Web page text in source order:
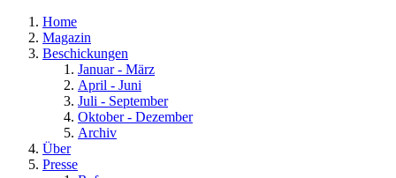
Home
Magazin
Beschickungen
Januar - März
April - Juni
Juli - September
Oktober - Dezember
Archiv
Über
Presse